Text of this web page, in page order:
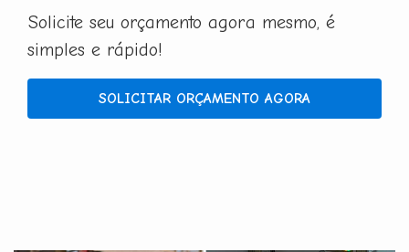
Solicite seu orçamento agora mesmo, é
simples e rápido!
SOLICITAR ORÇAMENTO AGORA